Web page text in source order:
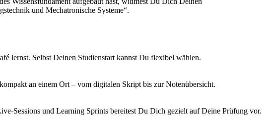
und Mechatronische Systeme“.
lernst. Selbst Deinen Studienstart kannst Du flexibel wählen.
an einem Ort – vom digitalen Skript bis zur Notenübersicht.
Sessions und Learning Sprints bereitest Du Dich gezielt auf Deine Prüfung vor.